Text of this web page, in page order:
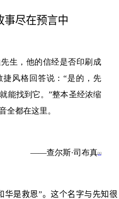
事尽在预言中
生，他的信经是否印刷成
捷风格回答说：“是的，先
能找到它。”整本圣经浓缩
全都在这里。
——查尔斯·司布真[1]
华是救恩”。这个名字与先知很